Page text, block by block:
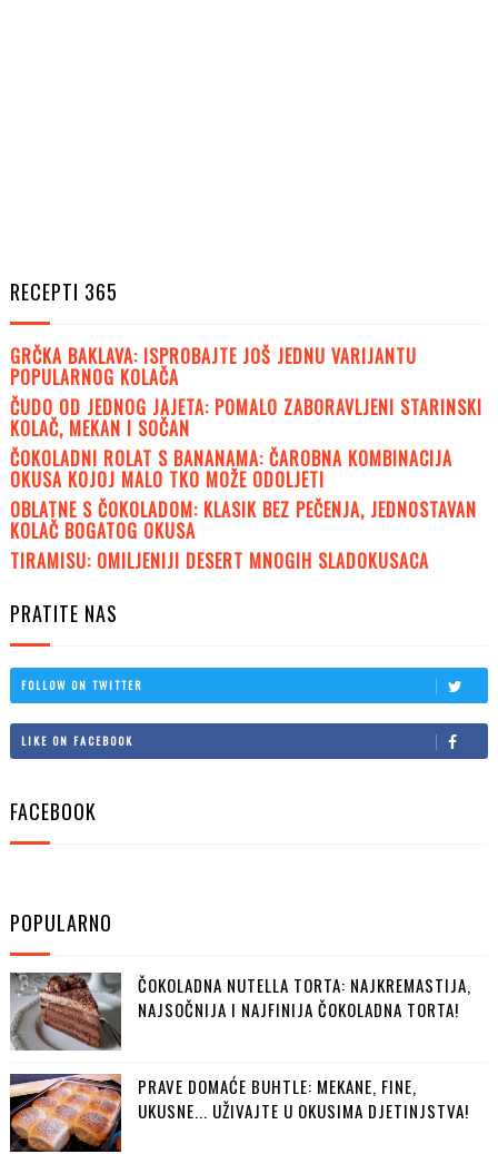
RECEPTI 365
GRČKA BAKLAVA: ISPROBAJTE JOŠ JEDNU VARIJANTU
POPULARNOG KOLAČA
ČUDO OD JEDNOG JAJETA: POMALO ZABORAVLJENI STARINSKI
KOLAČ, MEKAN I SOČAN
ČOKOLADNI ROLAT S BANANAMA: ČAROBNA KOMBINACIJA
OKUSA KOJOJ MALO TKO MOŽE ODOLJETI
OBLATNE S ČOKOLADOM: KLASIK BEZ PEČENJA, JEDNOSTAVAN
KOLAČ BOGATOG OKUSA
TIRAMISU: OMILJENIJI DESERT MNOGIH SLADOKUSACA
PRATITE NAS
FOLLOW ON TWITTER
LIKE ON FACEBOOK
FACEBOOK
POPULARNO
ČOKOLADNA NUTELLA TORTA: NAJKREMASTIJA,
NAJSOČNIJA I NAJFINIJA ČOKOLADNA TORTA!
PRAVE DOMAĆE BUHTLE: MEKANE, FINE,
UKUSNE... UŽIVAJTE U OKUSIMA DJETINJSTVA!